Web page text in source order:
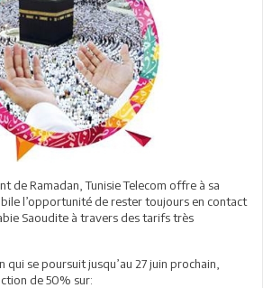
de Ramadan, Tunisie Telecom offre à sa
l’opportunité de rester toujours en contact
Saoudite à travers des tarifs très
se poursuit jusqu’au 27 juin prochain,
de 50% sur: